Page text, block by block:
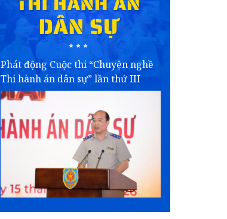
Phát động Cuộc thi “Chuyện nghề
Thi hành án dân sự” lần thứ III